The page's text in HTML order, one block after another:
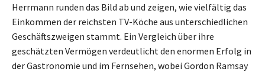
Herrmann runden das Bild ab und zeigen, wie vielfältig das
Einkommen der reichsten TV-Köche aus unterschiedlichen
Geschäftszweigen stammt. Ein Vergleich über ihre
geschätzten Vermögen verdeutlicht den enormen Erfolg in
der Gastronomie und im Fernsehen, wobei Gordon Ramsay